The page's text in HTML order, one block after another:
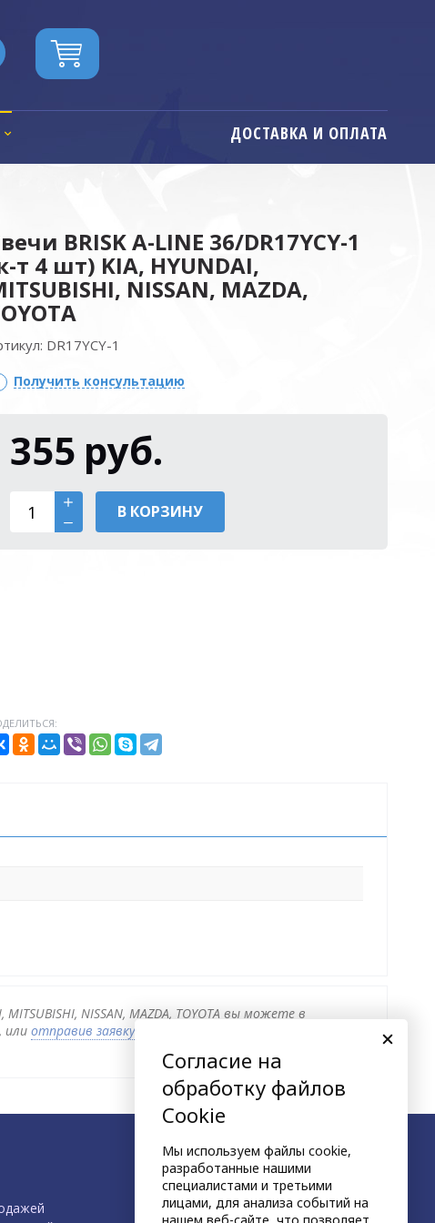
ДОСТАВКА И ОПЛАТА
BRISK A-LINE 36/DR17YCY-1
т 4 шт) KIA, HYUNDAI,
NISSAN, MAZDA,
DR17YCY-1
Получить консультацию
355 руб.
В КОРЗИНУ
NISSAN, MAZDA, TOYOTA вы можете в
или отправив заявку
Согласие на
обработку файлов
Cookie
Мы используем файлы cookie,
разработанные нашими
специалистами и третьими
лицами, для анализа событий на